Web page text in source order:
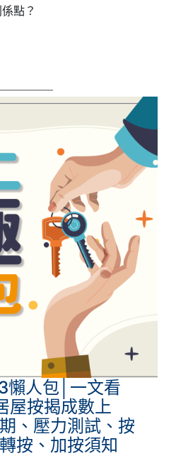
點？
懶人包│一文看
屋按揭成數上
、壓力測試、按
按、加按須知